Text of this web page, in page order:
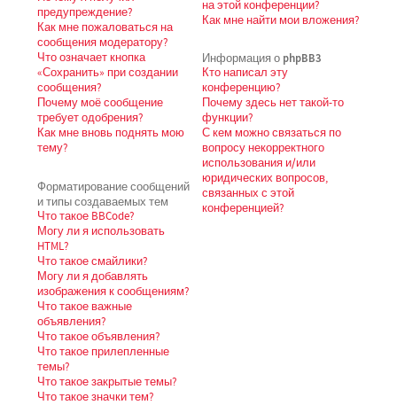
предупреждение?
Как мне пожаловаться на
сообщения модератору?
Что означает кнопка
«Сохранить» при создании
сообщения?
Почему моё сообщение
требует одобрения?
Как мне вновь поднять мою
тему?
Форматирование сообщений
и типы создаваемых тем
Что такое BBCode?
Могу ли я использовать
HTML?
Что такое смайлики?
Могу ли я добавлять
изображения к сообщениям?
Что такое важные
объявления?
Что такое объявления?
Что такое прилепленные
темы?
Что такое закрытые темы?
Что такое значки тем?
на этой конференции?
Как мне найти мои вложения?
Информация о phpBB3
Кто написал эту
конференцию?
Почему здесь нет такой-то
функции?
С кем можно связаться по
вопросу некорректного
использования и/или
юридических вопросов,
связанных с этой
конференцией?